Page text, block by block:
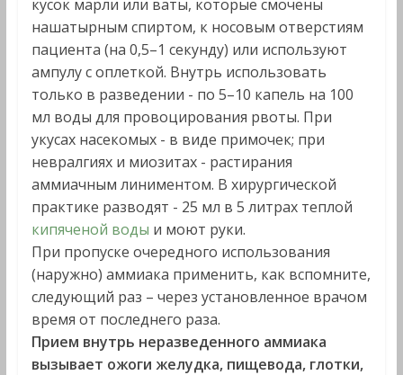
кусок марли или ваты, которые смочены
нашатырным спиртом, к носовым отверстиям
пациента (на 0,5–1 секунду) или используют
ампулу с оплеткой. Внутрь использовать
только в разведении - по 5–10 капель на 100
мл воды для провоцирования рвоты. При
укусах насекомых - в виде примочек; при
невралгиях и миозитах - растирания
аммиачным линиментом. В хирургической
практике разводят - 25 мл в 5 литрах теплой
кипяченой воды и моют руки.
При пропуске очередного использования
(наружно) аммиака применить, как вспомните,
следующий раз – через установленное врачом
время от последнего раза.
Прием внутрь неразведенного аммиака
вызывает ожоги желудка, пищевода, глотки,